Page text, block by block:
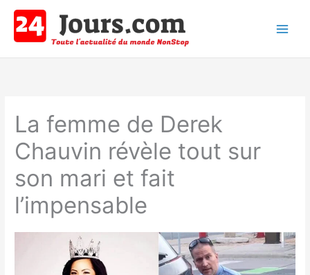
contenu
La femme de Derek
Chauvin révèle tout sur
son mari et fait
l’impensable